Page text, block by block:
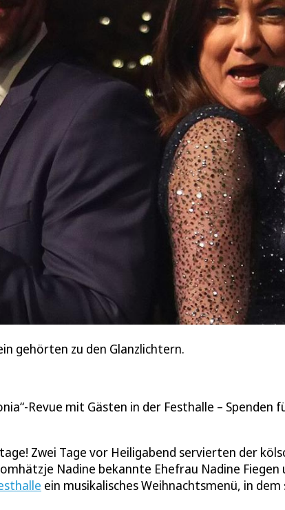
gehörten zu den Glanzlichtern.
Revue mit Gästen in der Festhalle – Spenden
Zwei Tage vor Heiligabend servierten der
Nadine bekannte Ehefrau Nadine Fiegen
ein musikalisches Weihnachtsmenü, in dem